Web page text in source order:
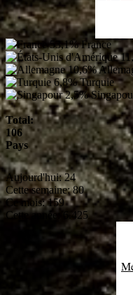
53,1% France
10,6%
6,8% Turquie
2,5%
Total:
106
Pays
Aujourd'hui: 24
Cette semaine: 80
Ce mois: 159
Cette année:
6.425